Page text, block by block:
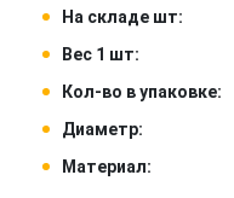
На складе шт:
Вес 1 шт:
Кол-во в упаковке:
Диаметр:
Материал: